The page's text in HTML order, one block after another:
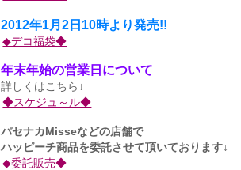
2012年1月2日10時より発売!!
◆デコ福袋◆
年末年始の営業日について
詳しくはこちら↓
◆スケジュ～ル◆
パセナカMisseなどの店舗で
ハッピーチ商品を委託させて頂いております↓
◆委託販売◆